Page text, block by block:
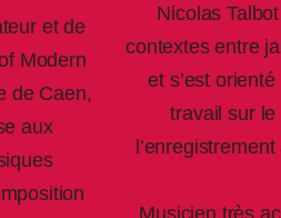
et de
Modern
de Caen,
aux
Nicolas
contextes entre
et s’est
travail sur
Musicien très